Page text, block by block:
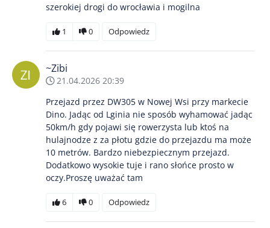
szerokiej drogi do wrocławia i mogilna
1 0 Odpowiedz
~Zibi
21.04.2026 20:39
Przejazd przez DW305 w Nowej Wsi przy markecie
Dino. Jadąc od Lginia nie sposób wyhamować jadąc
50km/h gdy pojawi się rowerzysta lub ktoś na
hulajnodze z za płotu gdzie do przejazdu ma może
10 metrów. Bardzo niebezpiecznym przejazd.
Dodatkowo wysokie tuje i rano słońce prosto w
oczy.Proszę uważać tam
6 0 Odpowiedz